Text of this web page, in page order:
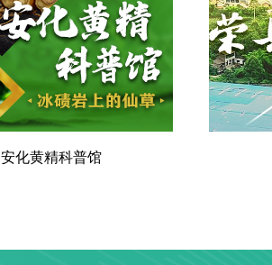
安化黄精科普馆